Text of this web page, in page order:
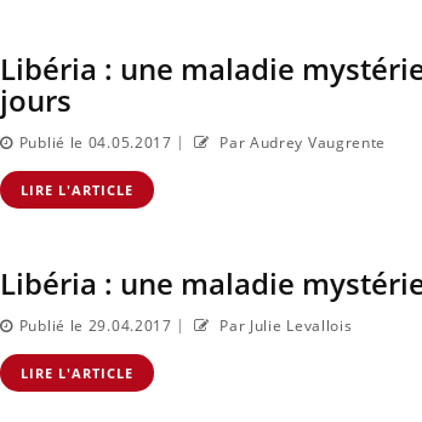
Libéria : une maladie
jours
Publié le 04.05.2017 | Par Audrey Vaugrente
LIRE L'ARTICLE
Libéria : une maladie
Publié le 29.04.2017 | Par Julie Levallois
LIRE L'ARTICLE